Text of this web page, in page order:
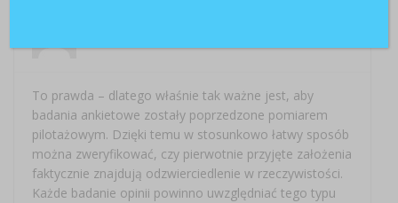
To prawda – dlatego właśnie tak ważne jest, aby
badania ankietowe zostały poprzedzone pomiarem
pilotażowym. Dzięki temu w stosunkowo łatwy sposób
można zweryfikować, czy pierwotnie przyjęte założenia
faktycznie znajdują odzwierciedlenie w rzeczywistości.
Każde badanie opinii powinno uwzględniać tego typu